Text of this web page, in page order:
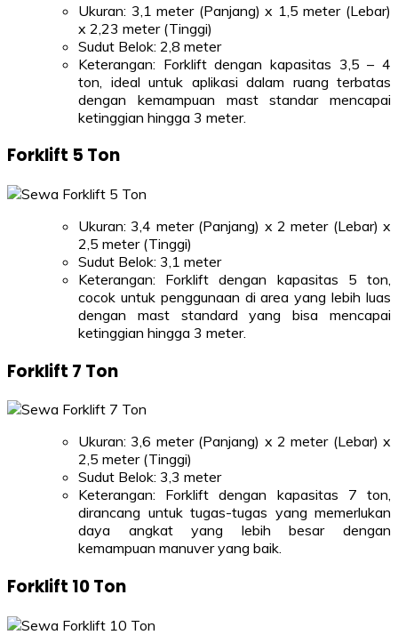
Ukuran: 3,1 meter (Panjang) x 1,5 meter (Lebar)
x 2,23 meter (Tinggi)
Sudut Belok: 2,8 meter
Keterangan: Forklift dengan kapasitas 3,5 – 4
ton, ideal untuk aplikasi dalam ruang terbatas
dengan kemampuan mast standar mencapai
ketinggian hingga 3 meter.
Forklift 5 Ton
Ukuran: 3,4 meter (Panjang) x 2 meter (Lebar) x
2,5 meter (Tinggi)
Sudut Belok: 3,1 meter
Keterangan: Forklift dengan kapasitas 5 ton,
cocok untuk penggunaan di area yang lebih luas
dengan mast standard yang bisa mencapai
ketinggian hingga 3 meter.
Forklift 7 Ton
Ukuran: 3,6 meter (Panjang) x 2 meter (Lebar) x
2,5 meter (Tinggi)
Sudut Belok: 3,3 meter
Keterangan: Forklift dengan kapasitas 7 ton,
dirancang untuk tugas-tugas yang memerlukan
daya angkat yang lebih besar dengan
kemampuan manuver yang baik.
Forklift 10 Ton